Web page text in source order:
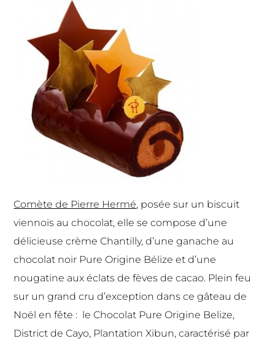
Comète de Pierre Hermé, posée sur un biscuit
viennois au chocolat, elle se compose d’une
délicieuse crème Chantilly, d’une ganache au
chocolat noir Pure Origine Bélize et d’une
nougatine aux éclats de fèves de cacao. Plein feu
sur un grand cru d’exception dans ce gâteau de
Noël en fête : le Chocolat Pure Origine Belize,
District de Cayo, Plantation Xibun, caractérisé par